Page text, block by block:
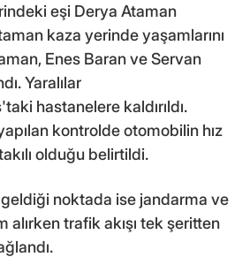
eşi Derya Ataman
kaza yerinde yaşamlarını
Enes Baran ve Servan
Yaralılar
hastanelere kaldırıldı.
kontrolde otomobilin hız
olduğu belirtildi.
noktada ise jandarma ve
trafik akışı tek şeritten